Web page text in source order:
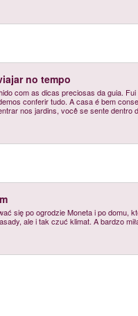
no tempo
com as dicas preciosas da guia.
conferir tudo. A casa é bem
nos jardins, você se sente dentro
się po ogrodzie Moneta i po domu,
ale i tak czuć klimat. A bardzo